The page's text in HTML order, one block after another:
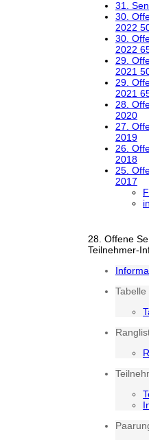
31.
30.
2022
30.
2022
29.
2021
29.
2021
28.
2020
27.
2019
26.
2018
25.
2017
28. Offene
Teilnehmer-
Tabelle